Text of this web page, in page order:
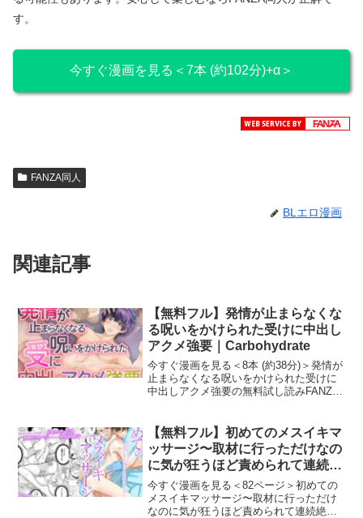
す。
今すぐ漫画を見る＜7本 (約102分)+α＞
FANZA同人
BLエロ漫画
関連記事
【無料フル】発情が止まらなくな
る呪いをかけられた受けに中出し
アクメ強要｜Carbohydrate
今すぐ漫画を見る＜8本 (約38分)＞発情が
止まらなくなる呪いをかけられた受けに
中出しアクメ強要の無料試し読みFANZA
くなる呪いをかけられた受けに中出しア
【無料フル】初めてのメスイキマ
ッサージ〜取材に行っただけなの
に気が狂うほど責められて連続絶
頂させられてしまった〜｜OL
今すぐ漫画を見る＜82ページ＞初めての
メスイキマッサージ〜取材に行っただけ
なのに気が狂うほど責められて連続絶頂